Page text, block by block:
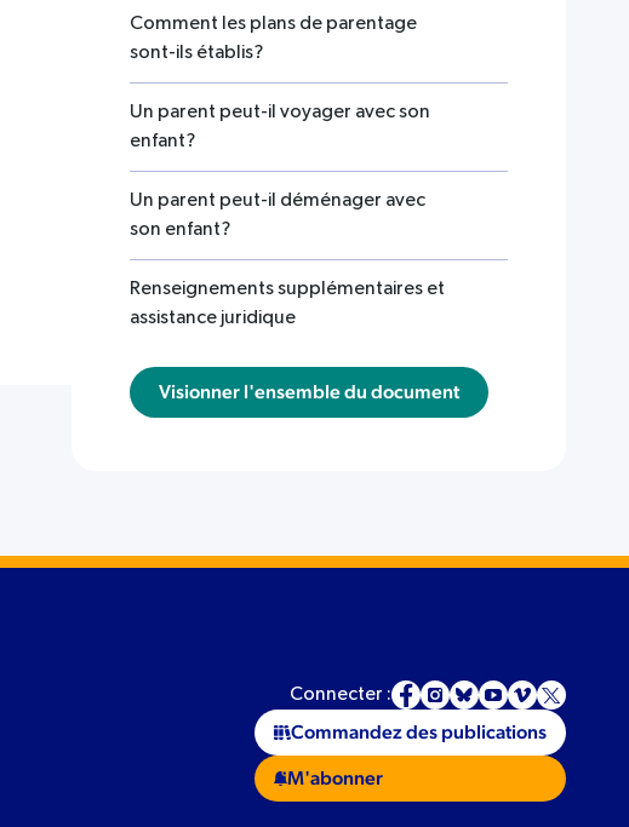
Comment les plans de parentage
sont-ils établis?
Un parent peut-il voyager avec son
enfant?
Un parent peut-il déménager avec
son enfant?
Renseignements supplémentaires et
assistance juridique
Visionner l'ensemble du document
Commandez des publications
M'abonner
Connecter :